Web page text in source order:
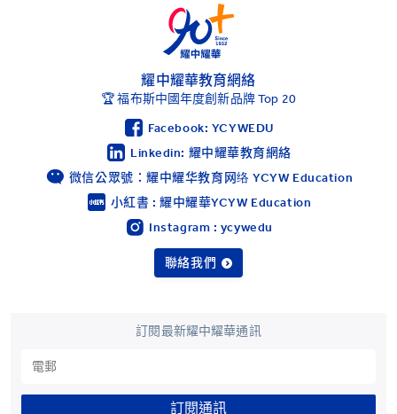
耀中耀華教育網絡
🏆 福布斯中國年度創新品牌 Top 20
Facebook: YCYWEDU
Linkedin: 耀中耀華教育網絡
微信公眾號：耀中耀华教育网络 YCYW Education
小紅書 : 耀中耀華YCYW Education
Instagram : ycywedu
聯絡我們
訂閱最新耀中耀華通訊
訂閱通訊